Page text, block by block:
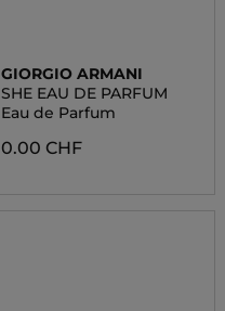
GIORGIO ARMANI
SHE EAU DE PARFUM
Eau de Parfum
0.00 CHF